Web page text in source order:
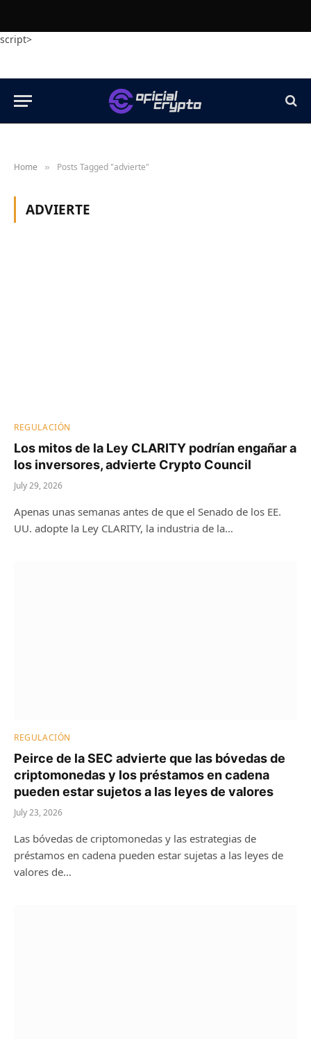
script>
Home » Posts Tagged "advierte"
ADVIERTE
REGULACIÓN
Los mitos de la Ley CLARITY podrían engañar a
los inversores, advierte Crypto Council
July 29, 2026
Apenas unas semanas antes de que el Senado de los EE.
UU. adopte la Ley CLARITY, la industria de la…
REGULACIÓN
Peirce de la SEC advierte que las bóvedas de
criptomonedas y los préstamos en cadena
pueden estar sujetos a las leyes de valores
July 23, 2026
Las bóvedas de criptomonedas y las estrategias de
préstamos en cadena pueden estar sujetas a las leyes de
valores de…